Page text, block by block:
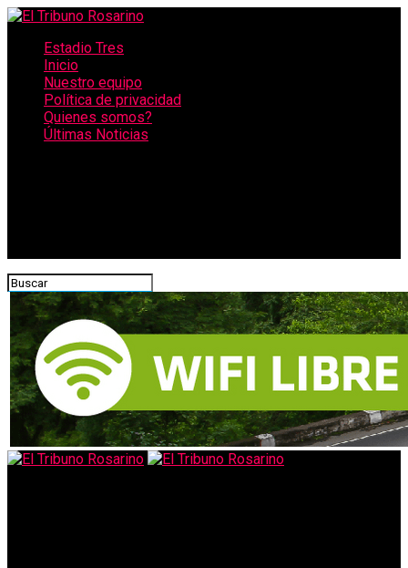
Estadio Tres
Inicio
Nuestro equipo
Política de privacidad
Quienes somos?
Últimas Noticias